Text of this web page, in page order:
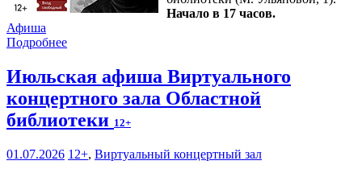
Начало в 17 часов.
Афиша
Подробнее
Июльская афиша Виртуального
концертного зала Областной
библиотеки 12+
01.07.2026 12+, Виртуальный концертный зал